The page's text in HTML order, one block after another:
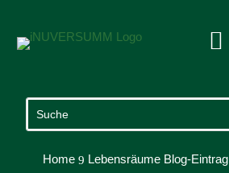

Home 9 Lebensräume Blog-Eintrag